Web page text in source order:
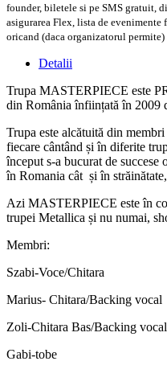
founder, biletele si pe SMS gratuit,
asigurarea Flex, lista de
oricand (daca organizatorul
Detalii
Trupa MASTERPIECE este
din România înființată în 2009
Trupa este alcătuită din
fiecare cântând și în diferite
început s-a bucurat de
în Romania cât și în străinătate,
Azi MASTERPIECE este în
trupei Metallica și nu numai,
Membri:
Szabi-Voce/Chitara
Marius- Chitara/Backing vocal
Zoli-Chitara Bas/Backing vocal
Gabi-tobe